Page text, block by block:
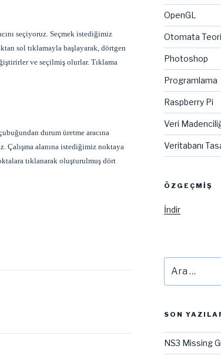
seçiyoruz. Seçmek istediğimiz
sol tıklamayla başlayarak, dörtgen
ve seçilmiş olurlar. Tıklama
durum üretme aracına
Çalışma alanına istediğimiz noktaya
tıklanarak oluşturulmuş dört
OpenGL
Otomata Teori
Photoshop
Programlama
Raspberry Pi
Veri
Veritabanı
ÖZGEÇMIŞ
İndir
SON
NS3 Missing